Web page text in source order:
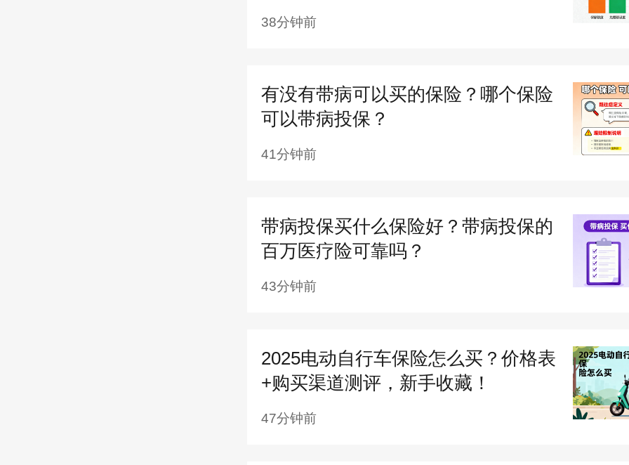
限制：未满 10 岁意外身故保额限 20 万；疾
立医院就诊。​
身故 / 伤残：意外最高赔 50 万（含公共交通
赔），疾病身故仅高端版有；​
38分钟前
有没有带病可以买的保险？哪个保险
可以带病投保？
41分钟前
带病投保买什么保险好？带病投保的
百万医疗险可靠吗？
43分钟前
2025电动自行车保险怎么买？价格表
+购买渠道测评，新手收藏！
47分钟前